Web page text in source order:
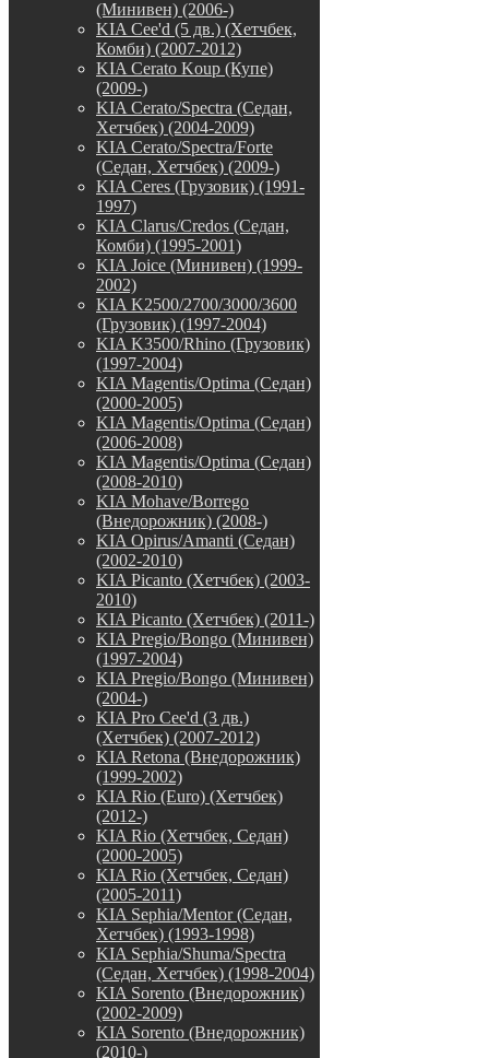
(Минивен) (2006-)
KIA Cee'd (5 дв.) (Хетчбек,
Комби) (2007-2012)
KIA Cerato Koup (Купе)
(2009-)
KIA Cerato/Spectra (Седан,
Хетчбек) (2004-2009)
KIA Cerato/Spectra/Forte
(Седан, Хетчбек) (2009-)
KIA Ceres (Грузовик) (1991-
1997)
KIA Clarus/Credos (Седан,
Комби) (1995-2001)
KIA Joice (Минивен) (1999-
2002)
KIA K2500/2700/3000/3600
(Грузовик) (1997-2004)
KIA K3500/Rhino (Грузовик)
(1997-2004)
KIA Magentis/Optima (Седан)
(2000-2005)
KIA Magentis/Optima (Седан)
(2006-2008)
KIA Magentis/Optima (Седан)
(2008-2010)
KIA Mohave/Borrego
(Внедорожник) (2008-)
KIA Opirus/Amanti (Седан)
(2002-2010)
KIA Picanto (Хетчбек) (2003-
2010)
KIA Picanto (Хетчбек) (2011-)
KIA Pregio/Bongo (Минивен)
(1997-2004)
KIA Pregio/Bongo (Минивен)
(2004-)
KIA Pro Cee'd (3 дв.)
(Хетчбек) (2007-2012)
KIA Retona (Внедорожник)
(1999-2002)
KIA Rio (Euro) (Хетчбек)
(2012-)
KIA Rio (Хетчбек, Седан)
(2000-2005)
KIA Rio (Хетчбек, Седан)
(2005-2011)
KIA Sephia/Mentor (Седан,
Хетчбек) (1993-1998)
KIA Sephia/Shuma/Spectra
(Седан, Хетчбек) (1998-2004)
KIA Sorento (Внедорожник)
(2002-2009)
KIA Sorento (Внедорожник)
(2010-)